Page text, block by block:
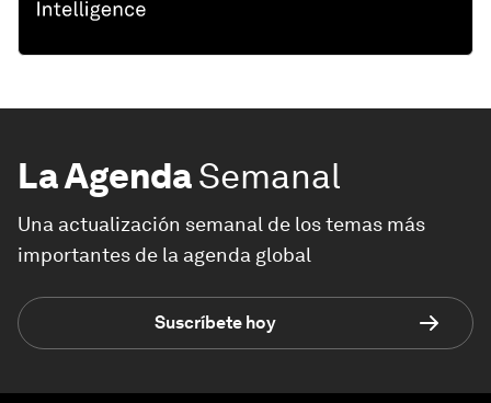
La AgendaSemanal
Una actualización semanal de los temas más
importantes de la agenda global
Suscríbete hoy